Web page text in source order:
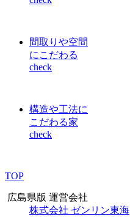
間取りや空間
にこだわる
check
構造や工法に
こだわる家
check
TOP
広島県版 運営会社
株式会社 ゼンリン東海